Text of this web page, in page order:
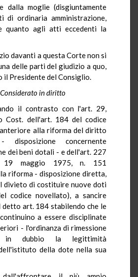
dalla moglie (disgiuntamente
di ordinaria amministrazione,
quanto agli atti eccedenti la
davanti a questa Corte non si
delle parti del giudizio a quo,
il Presidente del Consiglio.
Considerato in diritto
il contrasto con l'art. 29,
Cost. dell'art. 184 del codice
alla riforma del diritto
concernente
dei beni dotali - e dell'art. 227
19 maggio 1975, n. 151
riforma - disposizione diretta,
divieto di costituire nuove doti
codice novellato), a sancire
art. 184 stabilendo che le
a essere disciplinate
- l'ordinanza di rimessione
in dubbio la legittimità
della dote nella sua